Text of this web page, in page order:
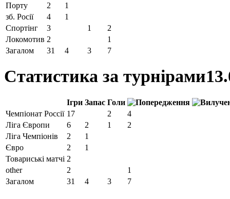
Порту
2
1
зб. Росії
4
1
Спортінг
3 1
2
Локомотив 2
1
Загалом
31 4 3 7
Статистика за турнірами
Ігри Запас Голи
Чемпіонат Россії 17 2
4
Ліга Європи
6 2 1
2
Ліга Чемпіонів
2
1
Євро
2
1
Товариські матчі 2
other
2
1
Загалом
31 4 3 7